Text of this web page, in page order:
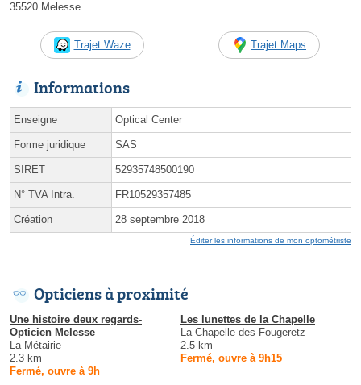
35520 Melesse
Trajet Waze Trajet Maps
Informations
Enseigne Optical Center
Forme juridique SAS
SIRET 52935748500190
N° TVA Intra. FR10529357485
Création 28 septembre 2018
Éditer les informations de mon optométriste
Opticiens à proximité
Une histoire deux regards-
Opticien Melesse
La Métairie
2.3 km
Fermé, ouvre à 9h
Les lunettes de la Chapelle
La Chapelle-des-Fougeretz
2.5 km
Fermé, ouvre à 9h15